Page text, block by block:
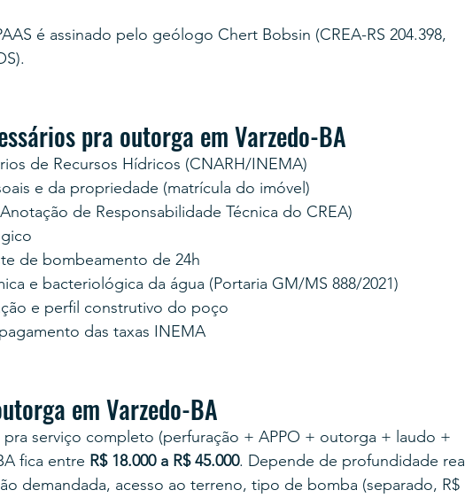
é assinado pelo geólogo Chert Bobsin (CREA-RS 204.398,
pra outorga em Varzedo-BA
de Recursos Hídricos (CNARH/INEMA)
e da propriedade (matrícula do imóvel)
de Responsabilidade Técnica do CREA)
de bombeamento de 24h
e bacteriológica da água (Portaria GM/MS 888/2021)
e perfil construtivo do poço
das taxas INEMA
em Varzedo-BA
pra serviço completo (perfuração + APPO + outorga + laudo +
fica entre R$ 18.000 a R$ 45.000. Depende de profundidade real
demandada, acesso ao terreno, tipo de bomba (separado, R$